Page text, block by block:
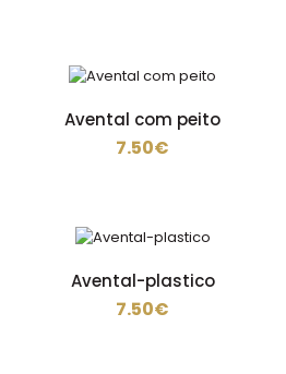
Avental com peito
7.50€
Avental-plastico
7.50€